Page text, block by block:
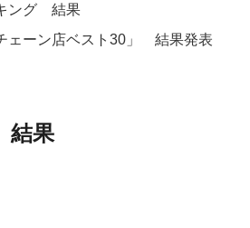
ング 結果
ェーン店ベスト30」 結果発表
結果